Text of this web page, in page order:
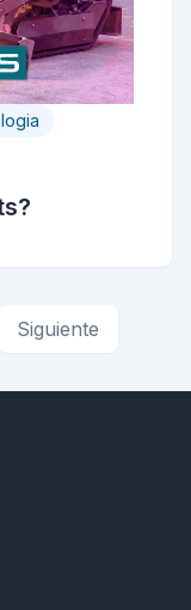
Siguiente